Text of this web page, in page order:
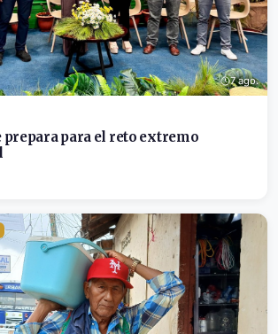
7 ago.
prepara para el reto extremo